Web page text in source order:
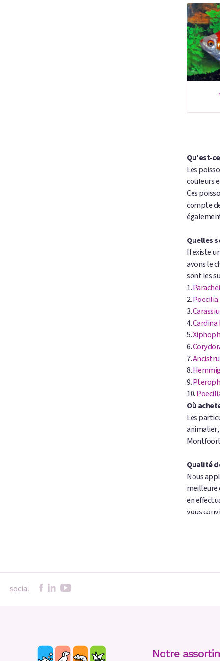
Qu'est-
Les
couleurs
Ces
compte
Quelles
Il existe
avons le
sont les
1.
2.
3.
4.
5.
6.
7.
8.
9.
10.
Où
Les
Montfoort
Qualité
Nous
meilleure
en
vous
social
Notre